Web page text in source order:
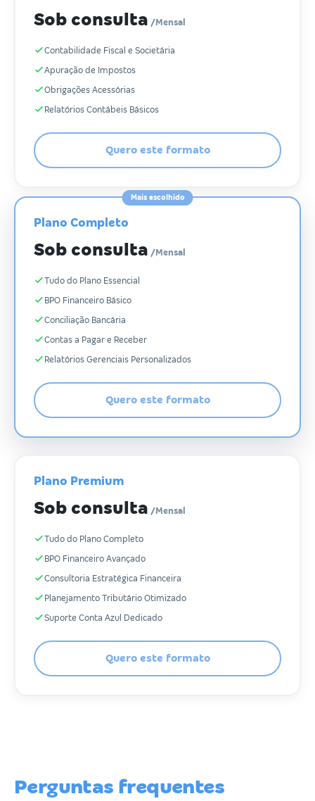
Sob consulta /Mensal
Contabilidade Fiscal e Societária
Apuração de Impostos
Obrigações Acessórias
Relatórios Contábeis Básicos
Quero este formato
Mais escolhido
Plano Completo
Sob consulta /Mensal
Tudo do Plano Essencial
BPO Financeiro Básico
Conciliação Bancária
Contas a Pagar e Receber
Relatórios Gerenciais Personalizados
Quero este formato
Plano Premium
Sob consulta /Mensal
Tudo do Plano Completo
BPO Financeiro Avançado
Consultoria Estratégica Financeira
Planejamento Tributário Otimizado
Suporte Conta Azul Dedicado
Quero este formato
Perguntas frequentes